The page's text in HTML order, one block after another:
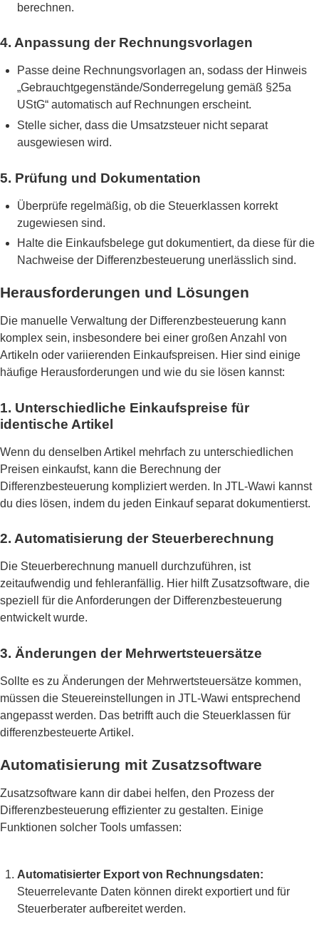
berechnen.
4. Anpassung der Rechnungsvorlagen
Passe deine Rechnungsvorlagen an, sodass der Hinweis
„Gebrauchtgegenstände/Sonderregelung gemäß §25a
UStG“ automatisch auf Rechnungen erscheint.
Stelle sicher, dass die Umsatzsteuer nicht separat
ausgewiesen wird.
5. Prüfung und Dokumentation
Überprüfe regelmäßig, ob die Steuerklassen korrekt
zugewiesen sind.
Halte die Einkaufsbelege gut dokumentiert, da diese für die
Nachweise der Differenzbesteuerung unerlässlich sind.
Herausforderungen und Lösungen
Die manuelle Verwaltung der Differenzbesteuerung kann
komplex sein, insbesondere bei einer großen Anzahl von
Artikeln oder variierenden Einkaufspreisen. Hier sind einige
häufige Herausforderungen und wie du sie lösen kannst:
1. Unterschiedliche Einkaufspreise für
identische Artikel
Wenn du denselben Artikel mehrfach zu unterschiedlichen
Preisen einkaufst, kann die Berechnung der
Differenzbesteuerung kompliziert werden. In JTL-Wawi kannst
du dies lösen, indem du jeden Einkauf separat dokumentierst.
2. Automatisierung der Steuerberechnung
Die Steuerberechnung manuell durchzuführen, ist
zeitaufwendig und fehleranfällig. Hier hilft Zusatzsoftware, die
speziell für die Anforderungen der Differenzbesteuerung
entwickelt wurde.
3. Änderungen der Mehrwertsteuersätze
Sollte es zu Änderungen der Mehrwertsteuersätze kommen,
müssen die Steuereinstellungen in JTL-Wawi entsprechend
angepasst werden. Das betrifft auch die Steuerklassen für
differenzbesteuerte Artikel.
Automatisierung mit Zusatzsoftware
Zusatzsoftware kann dir dabei helfen, den Prozess der
Differenzbesteuerung effizienter zu gestalten. Einige
Funktionen solcher Tools umfassen:
Automatisierter Export von Rechnungsdaten:
Steuerrelevante Daten können direkt exportiert und für
Steuerberater aufbereitet werden.